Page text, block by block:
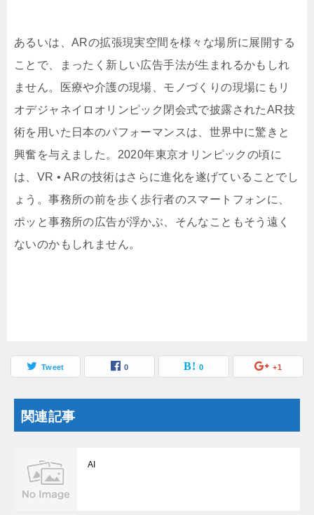
あるいは、ARの拡張現実空間を様々な場所に展開する
ことで、まったく新しい広告手法が生まれるかもしれ
ません。医療や介護の現場、モノづくりの現場にもリ
オデジャネイロオリンピック閉会式で披露されたAR技
術を用いた日本のパフォーマンスは、世界中に驚きと
興奮を与えました。2020年東京オリンピックの頃に
は、VR • ARの技術はさらに進化を遂げていることでし
ょう。事務所の前を歩く歩行者のスマートフォンに、
ポッと事務所の広告が浮かぶ、そんなこともそう遠く
ないのかもしれません。
Tweet 0 0 +1
関連記事
AI